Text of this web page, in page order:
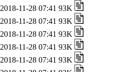
2018-11-28 07:41 93K
2018-11-28 07:41 93K
2018-11-28 07:41 93K
2018-11-28 07:41 93K
2018-11-28 07:41 93K